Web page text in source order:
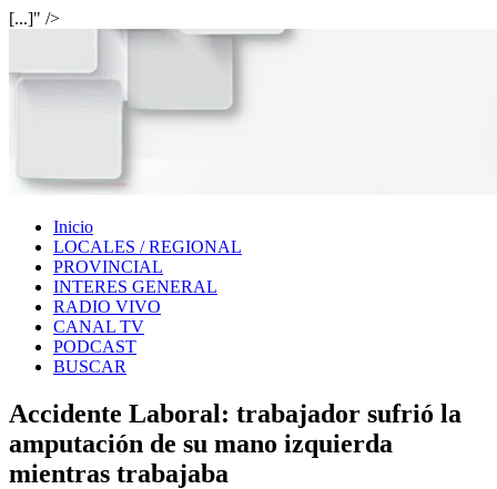
[...]" />
Inicio
LOCALES / REGIONAL
PROVINCIAL
INTERES GENERAL
RADIO VIVO
CANAL TV
PODCAST
BUSCAR
Accidente Laboral: trabajador sufrió la
amputación de su mano izquierda
mientras trabajaba